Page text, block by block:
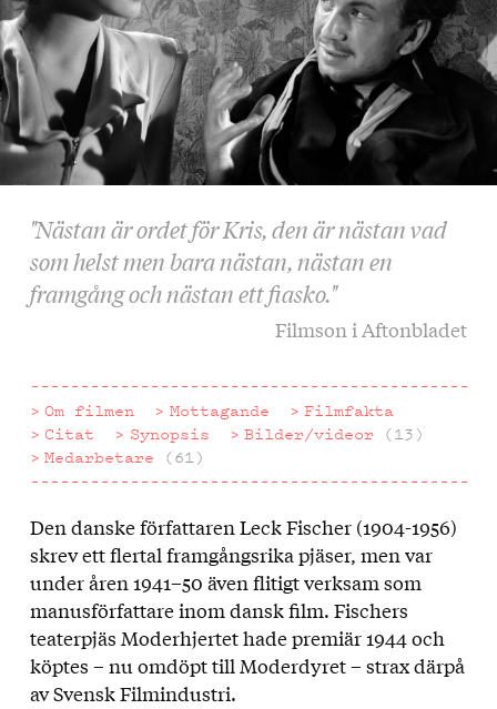
"Nästan är ordet för Kris, den är nästan vad
som helst men bara nästan, nästan en
framgång och nästan ett fiasko."
Filmson i Aftonbladet
Om filmen Mottagande
Filmfakta
Citat
Synopsis Bilder/videor (13)
Medarbetare (61)
Om
filmen
Den danske författaren Leck Fischer (1904-1956)
skrev ett flertal framgångsrika pjäser, men var
under åren 1941–50 även flitigt verksam som
manusförfattare inom dansk film. Fischers
teaterpjäs Moderhjertet hade premiär 1944 och
köptes – nu omdöpt till Moderdyret – strax därpå
av Svensk Filmindustri.